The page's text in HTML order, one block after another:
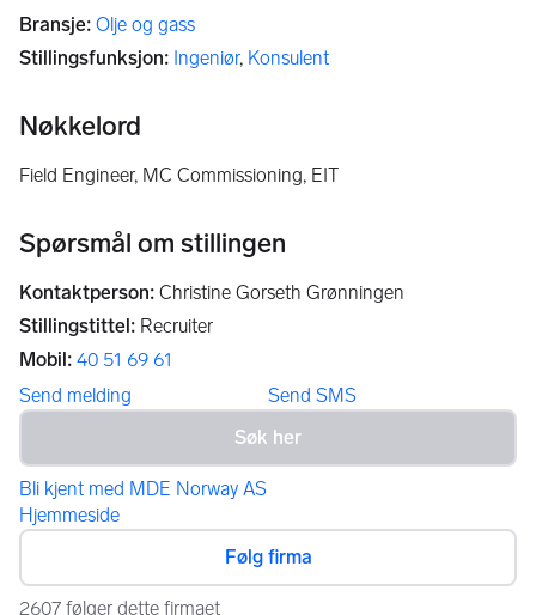
Bransje: Olje og gass
Stillingsfunksjon: Ingeniør, Konsulent
Nøkkelord
Field Engineer, MC Commissioning, EIT
Spørsmål om stillingen
Kontaktperson: Christine Gorseth Grønningen
Stillingstittel: Recruiter
Mobil: 40 51 69 61
Send melding
Send SMS
Bli kjent med MDE Norway AS
Hjemmeside
Følg firma
2607 følger dette firmaet